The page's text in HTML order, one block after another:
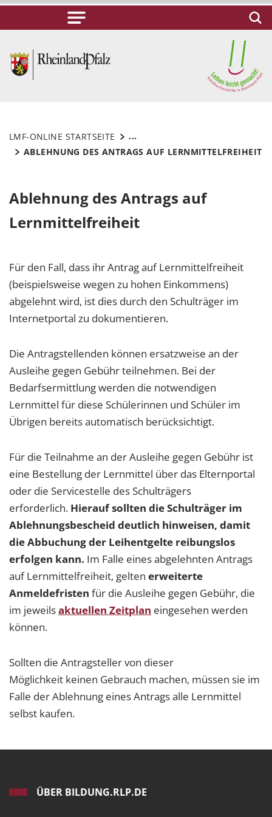
LMF-ONLINE STARTSEITE
...
ABLEHNUNG DES ANTRAGS AUF LERNMITTELFREIHEIT
Ablehnung des Antrags auf
Lernmittelfreiheit
Für den Fall, dass ihr Antrag auf Lernmittelfreiheit
(beispielsweise wegen zu hohen Einkommens)
abgelehnt wird, ist dies durch den Schulträger im
Internetportal zu dokumentieren.
Die Antragstellenden können ersatzweise an der
Ausleihe gegen Gebühr teilnehmen. Bei der
Bedarfsermittlung werden die notwendigen
Lernmittel für diese Schülerinnen und Schüler im
Übrigen bereits automatisch berücksichtigt.
Für die Teilnahme an der Ausleihe gegen Gebühr ist
eine Bestellung der Lernmittel über das Elternportal
oder die Servicestelle des Schulträgers
erforderlich. Hierauf sollten die Schulträger im
Ablehnungsbescheid deutlich hinweisen, damit
die Abbuchung der Leihentgelte reibungslos
erfolgen kann. Im Falle eines abgelehnten Antrags
auf Lernmittelfreiheit, gelten erweiterte
Anmeldefristen für die Ausleihe gegen Gebühr, die
im jeweilsaktuellen Zeitplan eingesehen werden
können.
Sollten die Antragsteller von dieser
Möglichkeit keinen Gebrauch machen, müssen sie im
Falle der Ablehnung eines Antrags alle Lernmittel
selbst kaufen.
ÜBER BILDUNG.RLP.DE